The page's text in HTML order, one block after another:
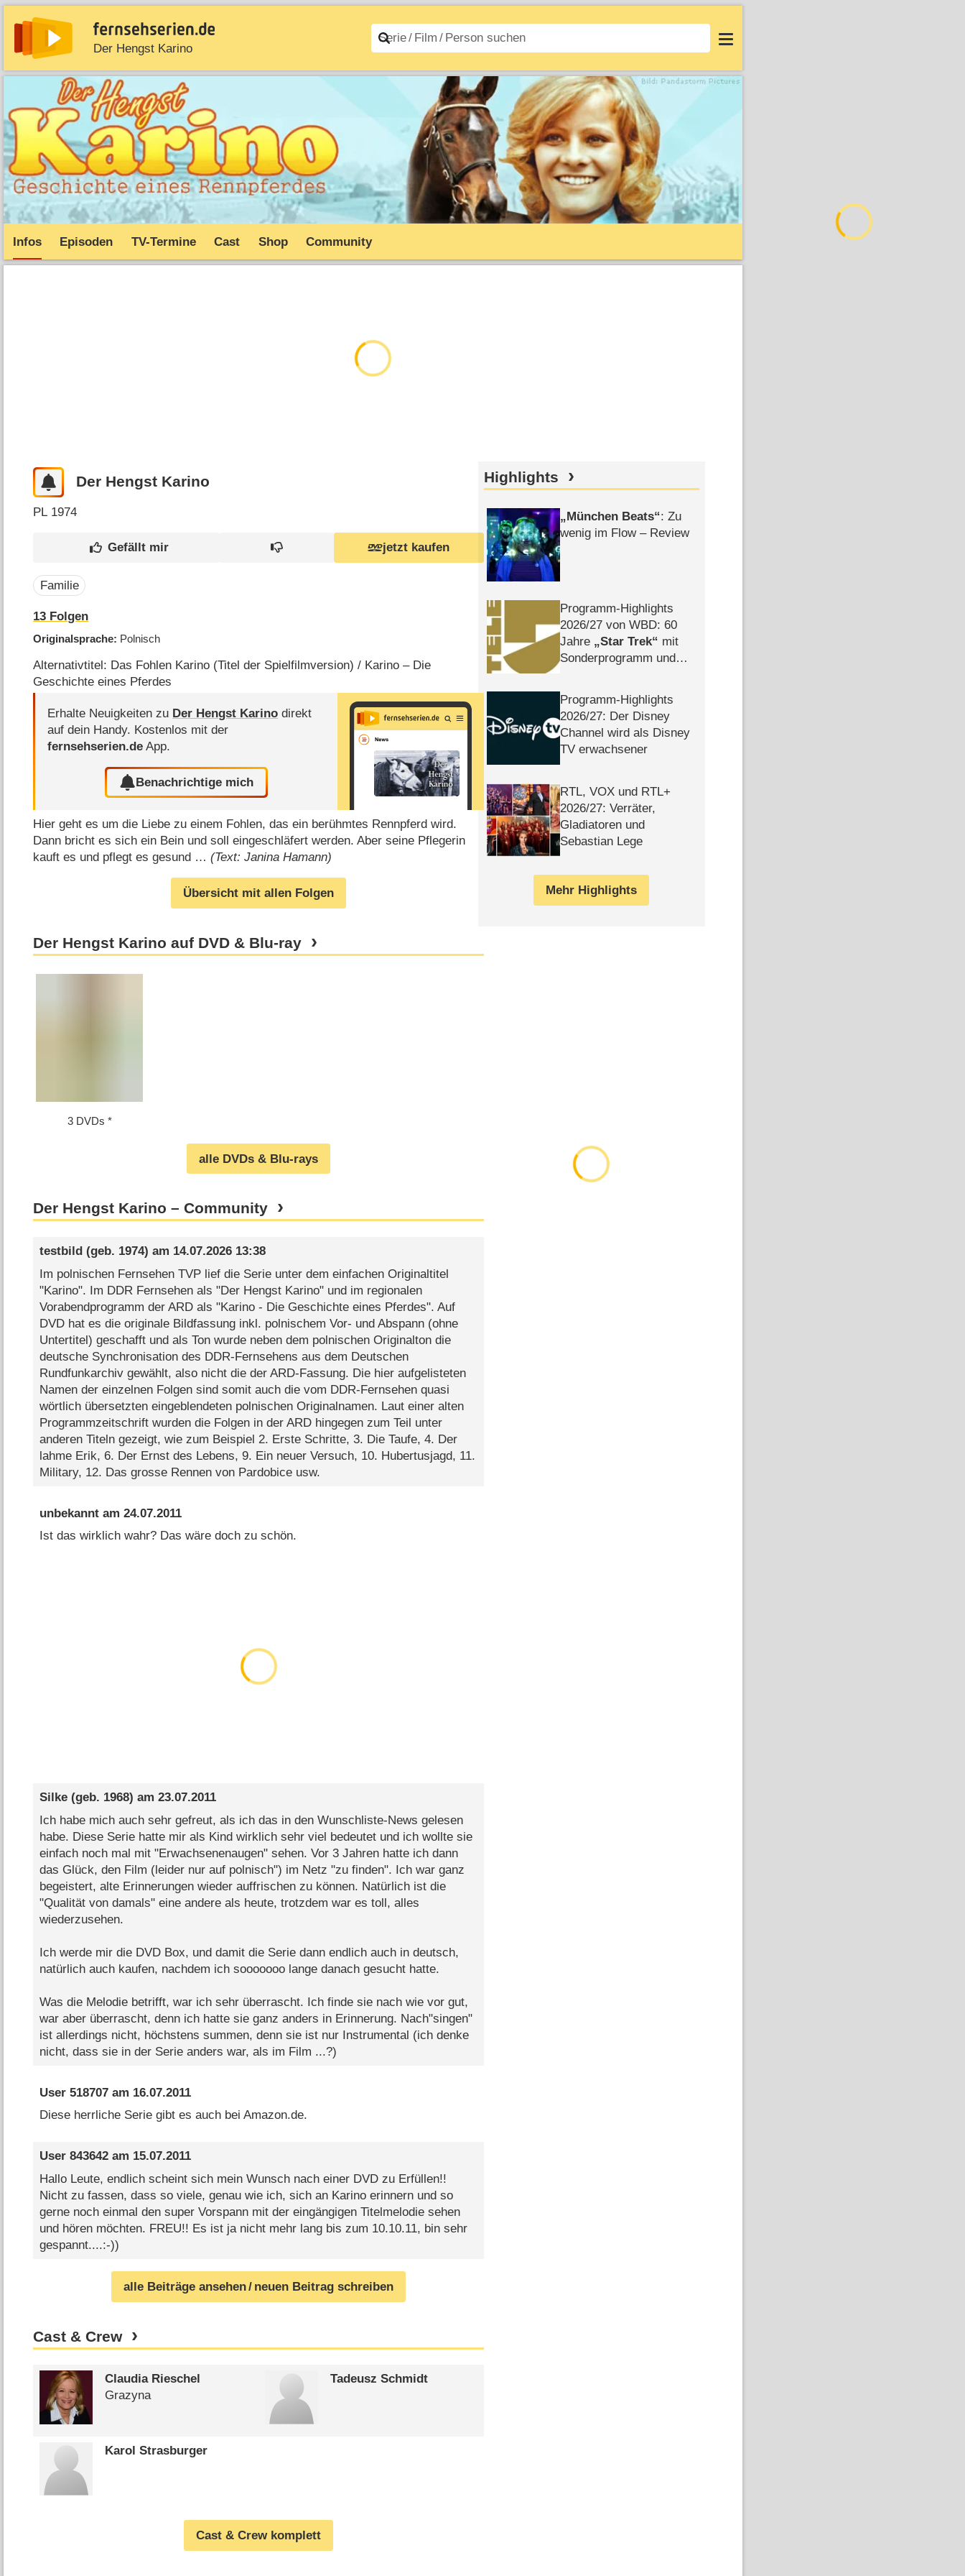
Der Hengst Karino
News Entdecken Streaming Filme A–Z Login
Infos Episoden TV-Termine Cast Shop Community
Der Hengst Karino
PL 1974
jetzt kaufen
Familie
13 Folgen
Originalsprache Polnisch
Alternativtitel: Das Fohlen Karino (Titel der Spielfilmversion) / Karino – Die
Geschichte eines Pferdes
Erhalte Neuigkeiten zu Der Hengst Karino direkt
auf dein Handy. Kostenlos mit der
fernsehserien.de App.
Benachrichtige mich
Hier geht es um die Liebe zu einem Fohlen, das ein berühmtes Rennpferd wird.
Dann bricht es sich ein Bein und soll eingeschläfert werden. Aber seine Pflegerin
kauft es und pflegt es gesund …(Text: Janina Hamann)
Übersicht mit allen Folgen
Der Hengst Karino auf DVD & Blu-ray
3 DVDs
alle DVDs & Blu-rays
Der Hengst Karino – Community
testbild (geb. 1974) am 14.07.2026 13:38
Im polnischen Fernsehen TVP lief die Serie unter dem einfachen Originaltitel
"Karino". Im DDR Fernsehen als "Der Hengst Karino" und im regionalen
Vorabendprogramm der ARD als "Karino - Die Geschichte eines Pferdes". Auf
DVD hat es die originale Bildfassung inkl. polnischem Vor- und Abspann (ohne
Untertitel) geschafft und als Ton wurde neben dem polnischen Originalton die
deutsche Synchronisation des DDR-Fernsehens aus dem Deutschen
Rundfunkarchiv gewählt, also nicht die der ARD-Fassung. Die hier aufgelisteten
Namen der einzelnen Folgen sind somit auch die vom DDR-Fernsehen quasi
wörtlich übersetzten eingeblendeten polnischen Originalnamen. Laut einer alten
Programmzeitschrift wurden die Folgen in der ARD hingegen zum Teil unter
anderen Titeln gezeigt, wie zum Beispiel 2. Erste Schritte, 3. Die Taufe, 4. Der
lahme Erik, 6. Der Ernst des Lebens, 9. Ein neuer Versuch, 10. Hubertusjagd, 11.
Military, 12. Das grosse Rennen von Pardobice usw.
unbekanntam 24.07.2011
Ist das wirklich wahr? Das wäre doch zu schön.
Silke(geb. 1968) am 23.07.2011
Ich habe mich auch sehr gefreut, als ich das in den Wunschliste-News gelesen
habe. Diese Serie hatte mir als Kind wirklich sehr viel bedeutet und ich wollte sie
einfach noch mal mit "Erwachsenenaugen" sehen. Vor 3 Jahren hatte ich dann
das Glück, den Film (leider nur auf polnisch") im Netz "zu finden". Ich war ganz
begeistert, alte Erinnerungen wieder auffrischen zu können. Natürlich ist die
"Qualität von damals" eine andere als heute, trotzdem war es toll, alles
wiederzusehen.
Ich werde mir die DVD Box, und damit die Serie dann endlich auch in deutsch,
natürlich auch kaufen, nachdem ich sooooooo lange danach gesucht hatte.
Was die Melodie betrifft, war ich sehr überrascht. Ich finde sie nach wie vor gut,
war aber überrascht, denn ich hatte sie ganz anders in Erinnerung. Nach"singen"
ist allerdings nicht, höchstens summen, denn sie ist nur Instrumental (ich denke
nicht, dass sie in der Serie anders war, als im Film ...?)
User 518707am 16.07.2011
Diese herrliche Serie gibt es auch bei Amazon.de.
User 843642am 15.07.2011
Hallo Leute, endlich scheint sich mein Wunsch nach einer DVD zu Erfüllen!!
Nicht zu fassen, dass so viele, genau wie ich, sich an Karino erinnern und so
gerne noch einmal den super Vorspann mit der eingängigen Titelmelodie sehen
und hören möchten. FREU!! Es ist ja nicht mehr lang bis zum 10.10.11, bin sehr
gespannt....:-))
alle Beiträge ansehen/ neuen Beitrag schreiben
Cast & Crew
Claudia Rieschel
Grazyna
Tadeusz Schmidt
Karol Strasburger
Cast & Crew komplett
Highlights
München Beats : Zu
wenig im Flow – Review
Programm-Highlights
2026/​27 von WBD: 60
Jahre
Star Trek
mit
Sonderprogramm und
Programm-Highlights
2026/​27: Der Disney
Channel wird als Disney
TV erwachsener
RTL, VOX und RTL+
2026/​27: Verräter,
Gladiatoren und
Sebastian Lege
Mehr Highlights